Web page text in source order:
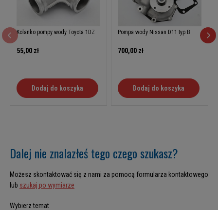
Kolanko pompy wody Toyota 1DZ
55,00 zł
Dodaj do koszyka
Pompa wody Nissan D11 typ B
700,00 zł
Dodaj do koszyka
Dalej nie znalazłeś tego czego szukasz?
Możesz skontaktować się z nami za pomocą formularza kontaktowego
lub szukaj po wymiarze